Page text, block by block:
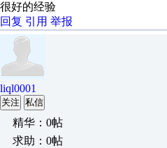
很好的经验
回复 引用 举报
liql0001
关注 私信
精华：0帖
求助：0帖